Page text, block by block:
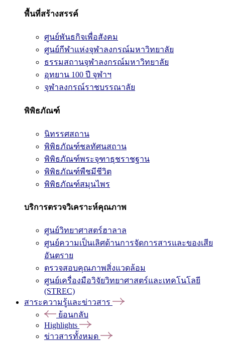
พื้นที่สร้างสรรค์
ศูนย์พันธกิจเพื่อสังคม
ศูนย์กีฬาแห่งจุฬาลงกรณ์มหาวิทยาลัย
ธรรมสถานจุฬาลงกรณ์มหาวิทยาลัย
อุทยาน 100 ปี จุฬาฯ
จุฬาลงกรณ์ราชบรรณาลัย
พิพิธภัณฑ์
นิทรรศสถาน
พิพิธภัณฑ์ชลทัศนสถาน
พิพิธภัณฑ์พระจุฑาธุชราชฐาน
พิพิธภัณฑ์พืชมีชีวิต
พิพิธภัณฑ์สมุนไพร
บริการตรวจวิเคราะห์คุณภาพ
ศูนย์วิทยาศาสตร์ฮาลาล
ศูนย์ความเป็นเลิศด้านการจัดการสารและของเสีย
อันตราย
ตรวจสอบคุณภาพสิ่งแวดล้อม
ศูนย์เครื่องมือวิจัยวิทยาศาสตร์และเทคโนโลยี
(STREC)
สาระความรู้และข่าวสาร
ย้อนกลับ
Highlights
ข่าวสารทั้งหมด